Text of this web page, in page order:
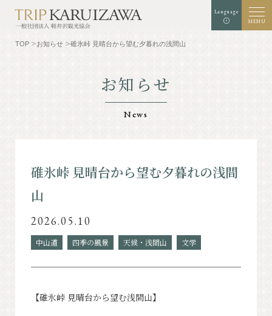
Language
MENU
黒 青
文字
TOP
軽井沢を知る
⾃然
リゾート
グルメ
モデルコース
TOP お知らせ 碓氷峠 見晴台から望む夕暮れの浅間山
お知らせ
News
碓氷峠 見晴台から望む夕暮れの浅間
山
2026.05.10
中山道 四季の風景 天候・浅間山 文学
【碓氷峠 見晴台から望む浅間山】